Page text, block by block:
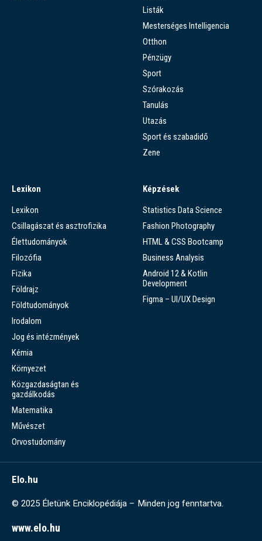
Listák
Mesterséges Intelligencia
Otthon
Pénzügy
Sport
Szórakozás
Tanulás
Utazás
Sport és szabadidő
Zene
Lexikon
Lexikon
Csillagászat és asztrofizika
Élettudományok
Filozófia
Fizika
Földrajz
Földtudományok
Irodalom
Jog és intézmények
Kémia
Környezet
Közgazdaságtan és
gazdálkodás
Matematika
Művészet
Orvostudomány
Képzések
Statistics Data Science
Fashion Photography
HTML & CSS Bootcamp
Business Analysis
Android 12 & Kotlin
Development
Figma – UI/UX Design
Elo.hu
© 2025 Életünk Enciklopédiája – Minden jog fenntartva.
www.elo.hu